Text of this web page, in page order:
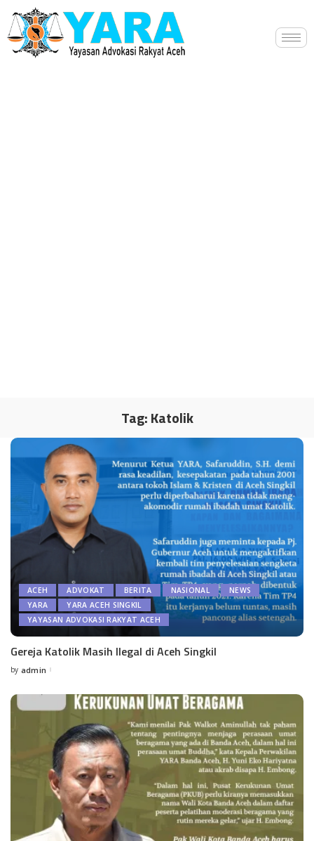
Tag:Katolik
ACEH ADVOKAT BERITA NASIONAL
NEWS
YARA
YARA ACEH SINGKIL
YAYASAN ADVOKASI RAKYAT ACEH
Gereja Katolik Masih Ilegal di Aceh Singkil
by admin